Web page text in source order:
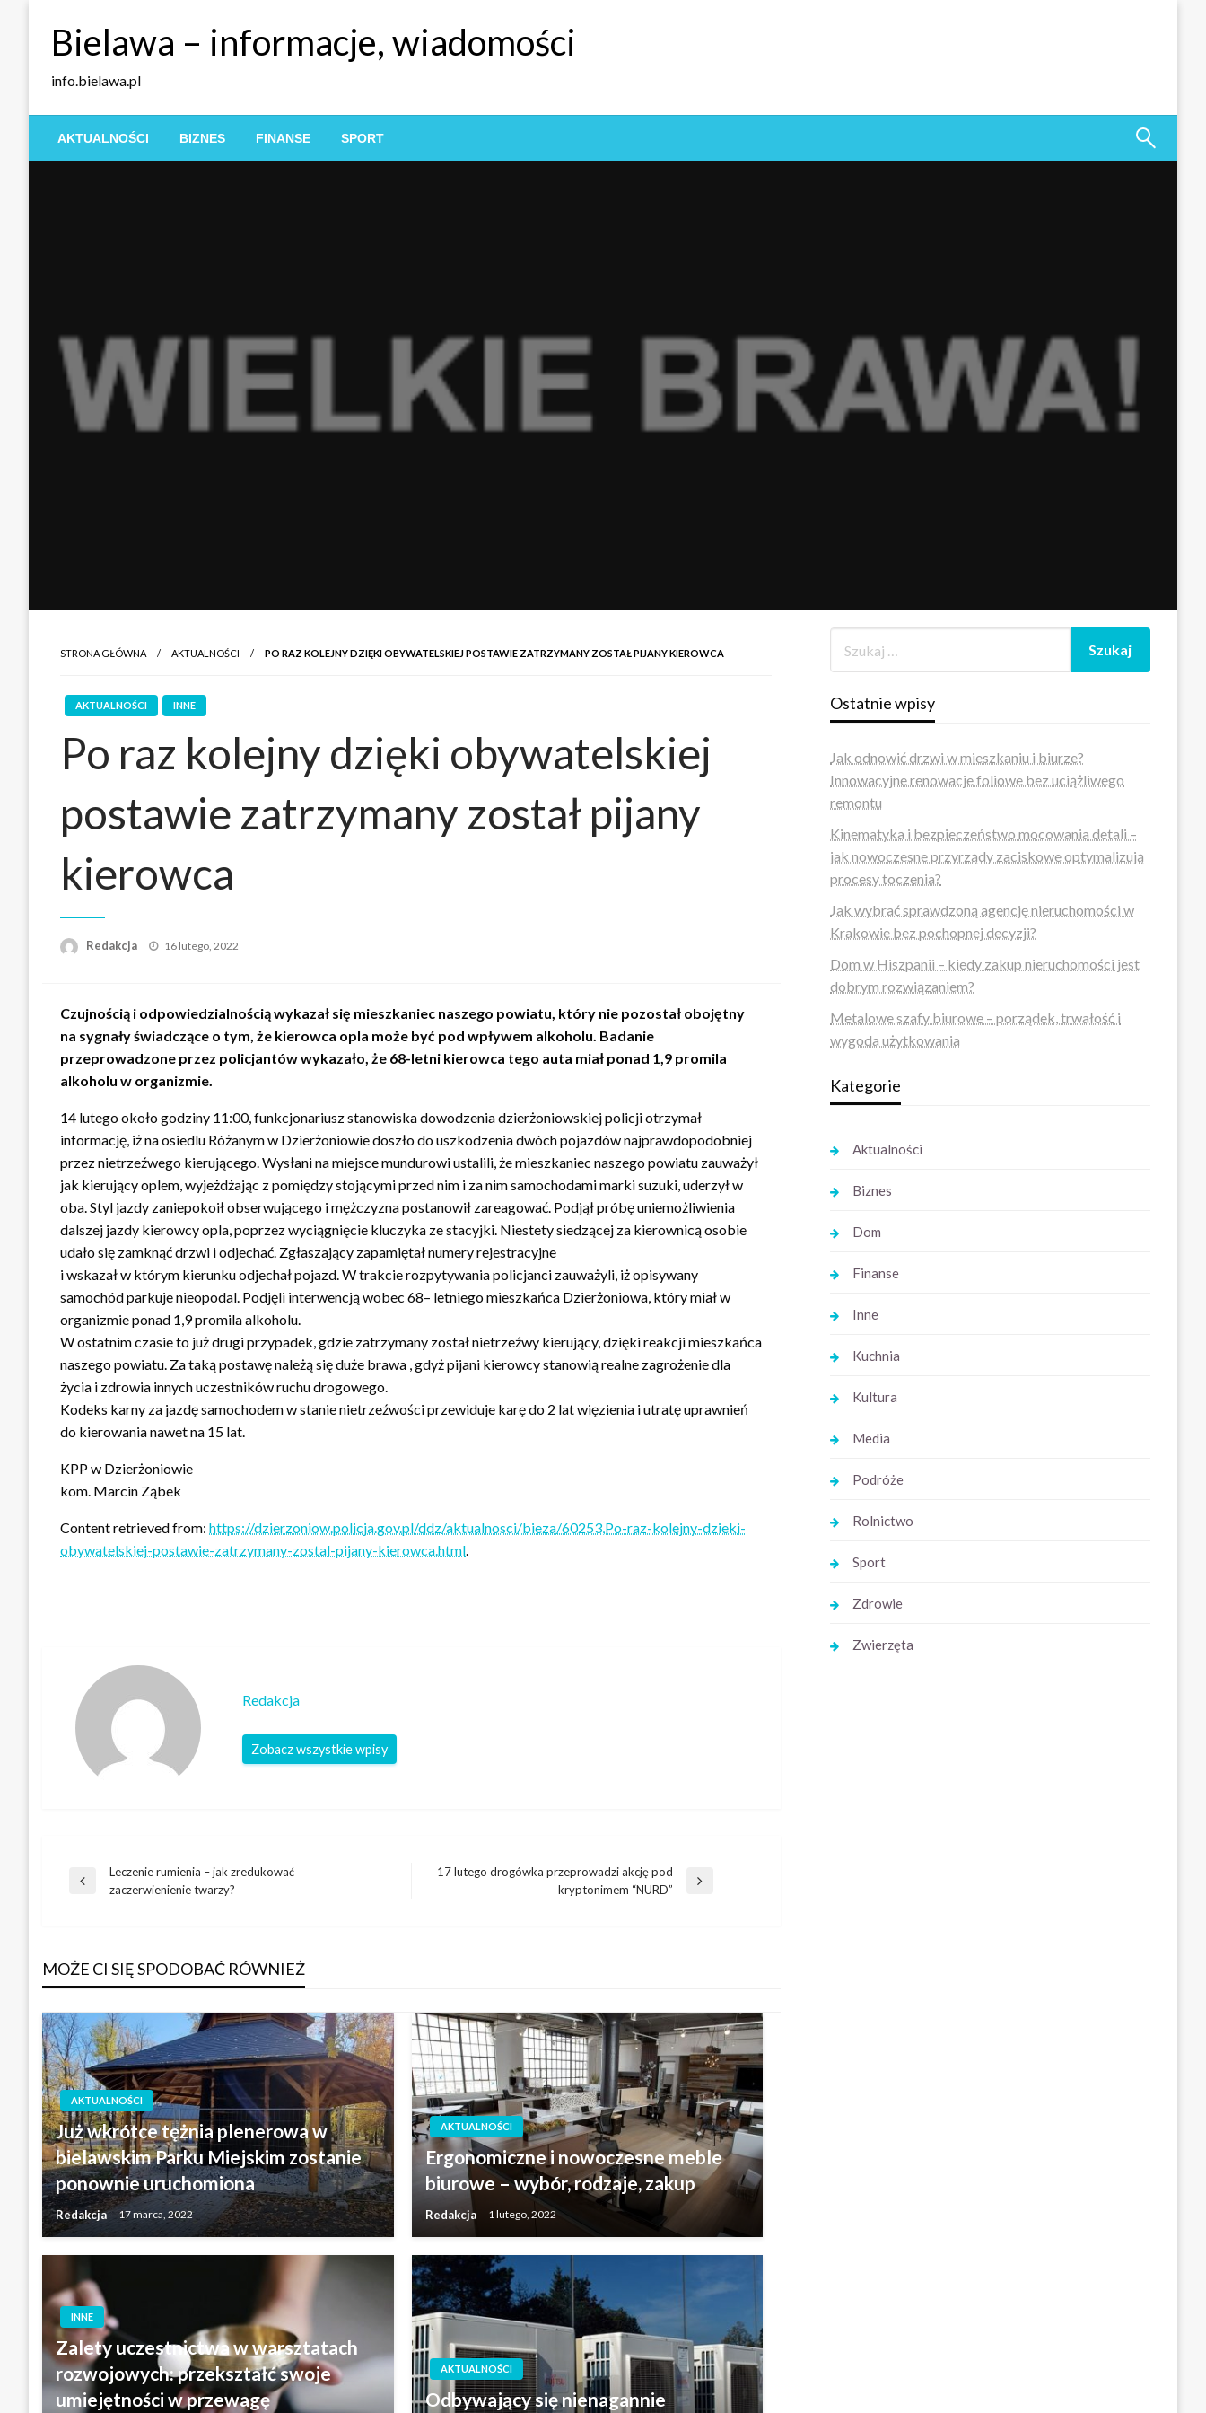
Bielawa – informacje, wiadomości
info.bielawa.pl
AKTUALNOŚCI BIZNES FINANSE SPORT
STRONA GŁÓWNA AKTUALNOŚCI PO RAZ KOLEJNY DZIĘKI OBYWATELSKIEJ POSTAWIE ZATRZYMANY ZOSTAŁ PIJANY KIEROWCA
AKTUALNOŚCI INNE
Po raz kolejny dzięki obywatelskiej
postawie zatrzymany został pijany
kierowca
Redakcja
Opublikowane
16 lutego, 2022
Czujnością i odpowiedzialnością wykazał się mieszkaniec naszego powiatu, który nie pozostał obojętny
na sygnały świadczące o tym, że kierowca opla może być pod wpływem alkoholu. Badanie
przeprowadzone przez policjantów wykazało, że 68-letni kierowca tego auta miał ponad 1,9 promila
alkoholu w organizmie.
14 lutego około godziny 11:00, funkcjonariusz stanowiska dowodzenia dzierżoniowskiej policji otrzymał
informację, iż na osiedlu Różanym w Dzierżoniowie doszło do uszkodzenia dwóch pojazdów najprawdopodobniej
przez nietrzeźwego kierującego. Wysłani na miejsce mundurowi ustalili, że mieszkaniec naszego powiatu zauważył
jak kierujący oplem, wyjeżdżając z pomiędzy stojącymi przed nim i za nim samochodami marki suzuki, uderzył w
oba. Styl jazdy zaniepokoił obserwującego i mężczyzna postanowił zareagować. Podjął próbę uniemożliwienia
dalszej jazdy kierowcy opla, poprzez wyciągnięcie kluczyka ze stacyjki. Niestety siedzącej za kierownicą osobie
udało się zamknąć drzwi i odjechać. Zgłaszający zapamiętał numery rejestracyjne
i wskazał w którym kierunku odjechał pojazd. W trakcie rozpytywania policjanci zauważyli, iż opisywany
samochód parkuje nieopodal. Podjęli interwencją wobec 68– letniego mieszkańca Dzierżoniowa, który miał w
organizmie ponad 1,9 promila alkoholu.
W ostatnim czasie to już drugi przypadek, gdzie zatrzymany został nietrzeźwy kierujący, dzięki reakcji mieszkańca
naszego powiatu. Za taką postawę należą się duże brawa , gdyż pijani kierowcy stanowią realne zagrożenie dla
życia i zdrowia innych uczestników ruchu drogowego.
Kodeks karny za jazdę samochodem w stanie nietrzeźwości przewiduje karę do 2 lat więzienia i utratę uprawnień
do kierowania nawet na 15 lat.
KPP w Dzierżoniowie
kom. Marcin Ząbek
Content retrieved from: https://dzierzoniow.policja.gov.pl/ddz/aktualnosci/bieza/60253,Po-raz-kolejny-dzieki-
obywatelskiej-postawie-zatrzymany-zostal-pijany-kierowca.html.
Redakcja
Zobacz wszystkie wpisy
Nawigacja
Poprzedni
Leczenie rumienia – jak zredukować
zaczerwienienie twarzy?
17 lutego drogówka przeprowadzi akcję pod
kryptonimem “NURD”
MOŻE CI SIĘ SPODOBAĆ RÓWNIEŻ
AKTUALNOŚCI
Już wkrótce tężnia plenerowa w
bielawskim Parku Miejskim zostanie
ponownie uruchomiona
Redakcja 17 marca, 2022
AKTUALNOŚCI
Ergonomiczne i nowoczesne meble
biurowe – wybór, rodzaje, zakup
Redakcja 1 lutego, 2022
INNE
Zalety uczestnictwa w warsztatach
rozwojowych: przekształć swoje
umiejętności w przewagę
AKTUALNOŚCI
Odbywający się nienagannie
Ostatnie wpisy
Jak odnowić drzwi w mieszkaniu i biurze?
Innowacyjne renowacje foliowe bez uciążliwego
remontu
Kinematyka i bezpieczeństwo mocowania detali –
jak nowoczesne przyrządy zaciskowe optymalizują
procesy toczenia?
Jak wybrać sprawdzoną agencję nieruchomości w
Krakowie bez pochopnej decyzji?
Dom w Hiszpanii – kiedy zakup nieruchomości jest
dobrym rozwiązaniem?
Metalowe szafy biurowe – porządek, trwałość i
wygoda użytkowania
Kategorie
Aktualności
Biznes
Dom
Finanse
Inne
Kuchnia
Kultura
Media
Podróże
Rolnictwo
Sport
Zdrowie
Zwierzęta